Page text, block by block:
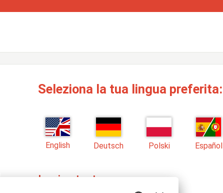
Seleziona la tua lingua preferita:
English Deutsch Polski Español
Login utente